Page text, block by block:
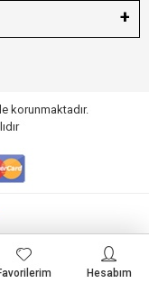
korunmaktadır.
Hesabım